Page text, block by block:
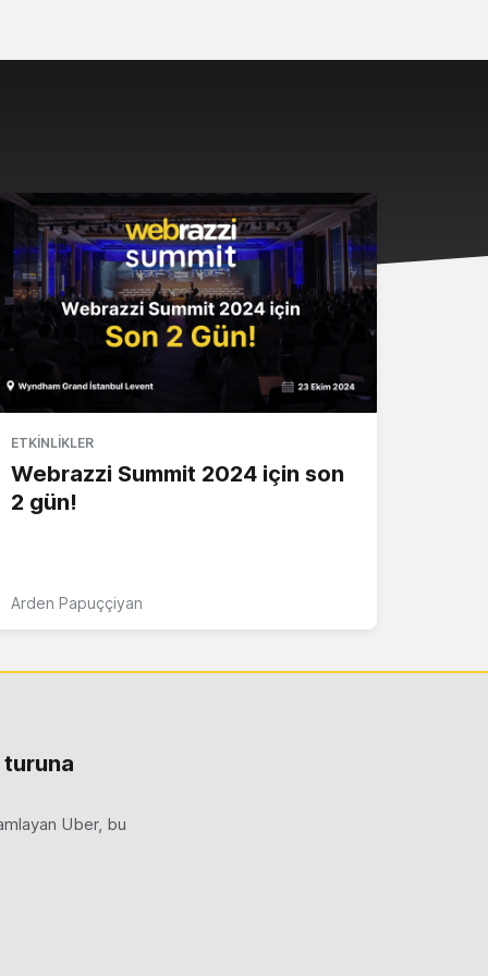
ETKINLIKLER
Webrazzi Summit 2024 için son
2 gün!
Arden Papuççiyan
turuna
Uber, bu